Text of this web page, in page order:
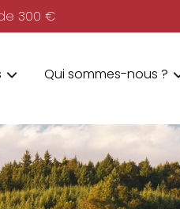
300 €
Qui sommes-nous ?